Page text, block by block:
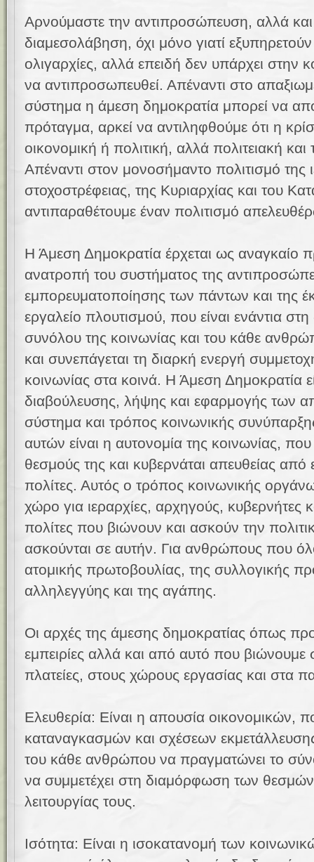
Αρνούμαστε την αντιπροσώπευση, αλλά και
διαμεσολάβηση, όχι μόνο γιατί
ολιγαρχίες, αλλά επειδή δεν υπάρχει στην
να αντιπροσωπευθεί. Απέναντι στο
σύστημα η άμεση δημοκρατία μπορεί να
πρόταγμα, αρκεί να αντιληφθούμε ότι η
οικονομική ή πολιτική, αλλά πολιτειακή και
Απέναντι στον μονοσήμαντο πολιτισμό της
στοχοστρέφειας, της Κυριαρχίας και του
αντιπαραθέτουμε έναν πολιτισμό
Η Άμεση Δημοκρατία έρχεται ως αναγκαίο
ανατροπή του συστήματος της
εμπορευματοποίησης των πάντων και της
εργαλείο πλουτισμού, που είναι ενάντια
συνόλου της κοινωνίας και του κάθε
και συνεπάγεται τη διαρκή ενεργή
κοινωνίας στα κοινά. Η Άμεση Δημοκρατία
διαβούλευσης, λήψης και εφαρμογής των
σύστημα και τρόπος κοινωνικής
αυτών είναι η αυτονομία της κοινωνίας, που
θεσμούς της και κυβερνάται απευθείας από
πολίτες. Αυτός ο τρόπος κοινωνικής
χώρο για ιεραρχίες, αρχηγούς, κυβερνήτες
πολίτες που βιώνουν και ασκούν την
ασκούνται σε αυτήν. Για ανθρώπους που
ατομικής πρωτοβουλίας, της συλλογικής
αλληλεγγύης και της αγάπης.
Οι αρχές της άμεσης δημοκρατίας όπως
εμπειρίες αλλά και από αυτό που βιώνουμε
πλατείες, στους χώρους εργασίας και στα
Ελευθερία: Είναι η απουσία οικονομικών,
καταναγκασμών και σχέσεων
του κάθε ανθρώπου να πραγματώνει το
να συμμετέχει στη διαμόρφωση των θεσμών
λειτουργίας τους.
Ισότητα: Είναι η ισοκατανομή των